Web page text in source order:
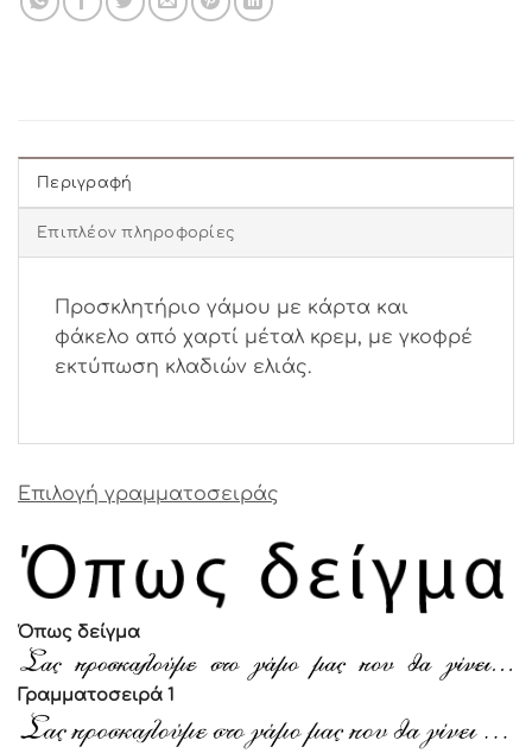
Περιγραφή
Επιπλέον πληροφορίες
Προσκλητήριο γάμου με κάρτα και
φάκελο από χαρτί μέταλ κρεμ, με γκοφρέ
εκτύπωση κλαδιών ελιάς.
Επιλογή γραμματοσειράς
Όπως δείγμα
Γραμματοσειρά 1